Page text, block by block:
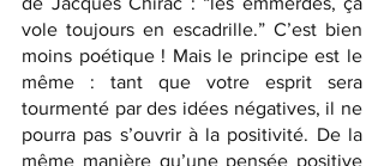
vole toujours en escadrille.” C’est bien
moins poétique ! Mais le principe est le
même : tant que votre esprit sera
tourmenté par des idées négatives, il ne
pourra pas s’ouvrir à la positivité. De la
même manière qu’une pensée positive